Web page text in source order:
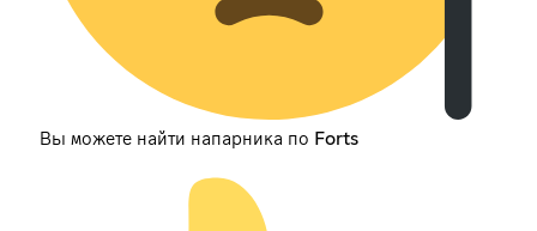
Вы можете найти напарника по Forts